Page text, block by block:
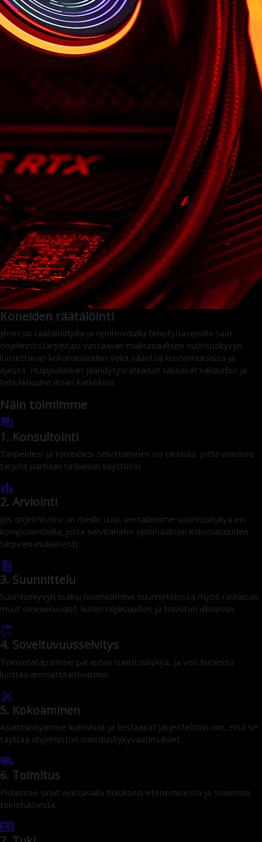
Koneiden räätälöinti
ohjelmistotarpeitasi vastaavan maksimaalisen suorituskyvyn,
luotettavan kokonaisuuden sekä säästöä kustannuksissa ja
ajassa. Huippuluokan jäähdytysratkaisut takaavat vakauden ja
tehokkuuden ilman katkoksia.
Näin toimimme
1. Konsultointi
tarjota parhaan ratkaisun käyttöösi.
2. Arviointi
komponenteilla, jotta selvitämme optimaalisen kokonaisuuden
tarpeen mukaisesti.
3. Suunnittelu
muut ominaisuudet, kuten hiljaisuuden ja toivotun ulkoasun.
4. Soveltuvuusselvitys
Toimintatapamme parantaa suorituskykyä, ja voit huoletta
luottaa ammattitaitoomme.
5. Kokoaminen
täyttää ohjelmiston suorituskykyvaatimukset.
6. Toimitus
toimituksesta.
7. Tuki